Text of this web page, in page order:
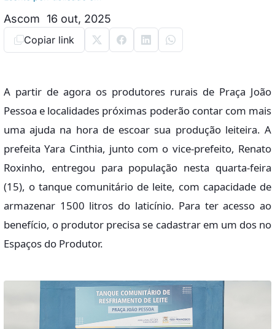
Ascom 16 out, 2025
Copiar link
A partir de agora os produtores rurais de Praça João
Pessoa e localidades próximas poderão contar com mais
uma ajuda na hora de escoar sua produção leiteira. A
prefeita Yara Cinthia, junto com o vice-prefeito, Renato
Roxinho, entregou para população nesta quarta-feira
(15), o tanque comunitário de leite, com capacidade de
armazenar 1500 litros do laticínio. Para ter acesso ao
benefício, o produtor precisa se cadastrar em um dos no
Espaços do Produtor.